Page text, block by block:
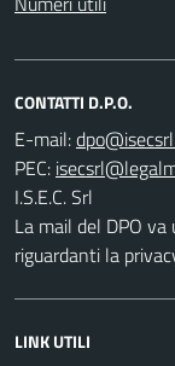
CONTATTI D.P.O.
E-mail:
PEC:
I.S.E.C. Srl
La mail del DPO
riguardanti la
LINK UTILI